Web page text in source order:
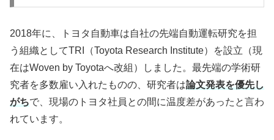
2018年に、トヨタ自動車は自社の先端自動運転研究を担
う組織としてTRI（Toyota Research Institute）を設立（現
在はWoven by Toyotaへ改組）しました。最先端の学術研
究者を多数雇い入れたものの、研究者は論文発表を優先し
がちで、現場のトヨタ社員との間に温度差があったと言わ
れています。